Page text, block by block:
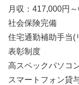
月収：417,000円
社会保険完備
住宅通勤補助手当(
表彰制度
高スペックパソコ
スマートフォン貸